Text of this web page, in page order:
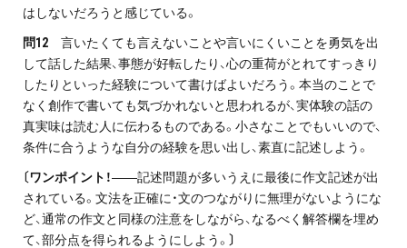
はしないだろうと感じている。
問12 言いたくても言えないことや言いにくいことを勇気を出
して話した結果、事態が好転したり、心の重荷がとれてすっきり
したりといった経験について書けばよいだろう。本当のことで
なく創作で書いても気づかれないと思われるが、実体験の話の
真実味は読む人に伝わるものである。小さなことでもいいので、
条件に合うような自分の経験を思い出し、素直に記述しよう。
〔ワンポイント！――記述問題が多いうえに最後に作文記述が出
されている。文法を正確に・文のつながりに無理がないようにな
ど、通常の作文と同様の注意をしながら、なるべく解答欄を埋め
て、部分点を得られるようにしよう。 〕